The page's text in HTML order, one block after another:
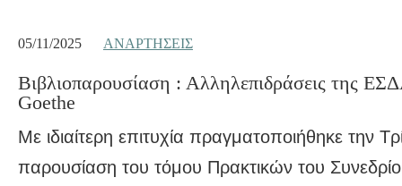
05/11/2025 ΑΝΑΡΤΉΣΕΙΣ
Bιβλιοπαρουσίαση : Αλληλεπιδράσεις της
Goethe
Με ιδιαίτερη επιτυχία πραγματοποιήθηκε την
παρουσίαση του τόμου Πρακτικών του